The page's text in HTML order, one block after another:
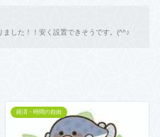
ました！！安く設置できそうです。(^^♪
経済・時間の自由